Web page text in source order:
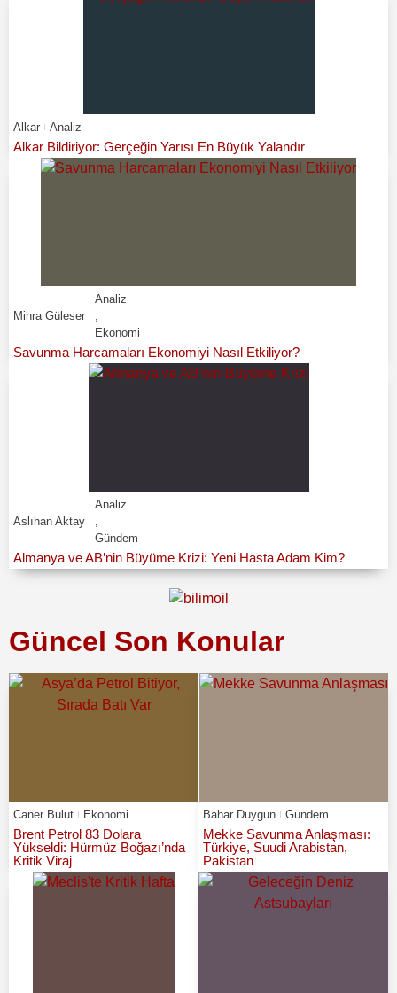
Alkar Analiz
Alkar Bildiriyor: Gerçeğin Yarısı En Büyük Yalandır
Mihra Güleser
Analiz
,
Ekonomi
Savunma Harcamaları Ekonomiyi Nasıl Etkiliyor?
Aslıhan Aktay
Analiz
,
Gündem
Almanya ve AB’nin Büyüme Krizi: Yeni Hasta Adam Kim?
Güncel Son Konular
Caner Bulut Ekonomi
Brent Petrol 83 Dolara
Yükseldi: Hürmüz Boğazı’nda
Kritik Viraj
Bahar Duygun Gündem
Mekke Savunma Anlaşması:
Türkiye, Suudi Arabistan,
Pakistan